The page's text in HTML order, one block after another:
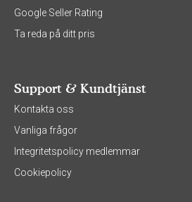
Google Seller Rating
Ta reda på ditt pris
Support & Kundtjänst
Kontakta oss
Vanliga frågor
Integritetspolicy medlemmar
Cookiepolicy